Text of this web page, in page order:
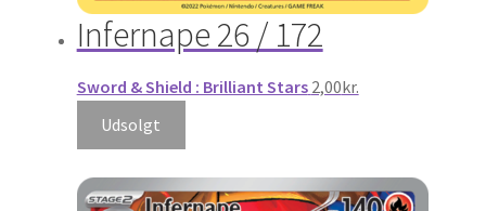
Infernape 26 / 172
Sword & Shield : Brilliant Stars 2,00kr.
Udsolgt